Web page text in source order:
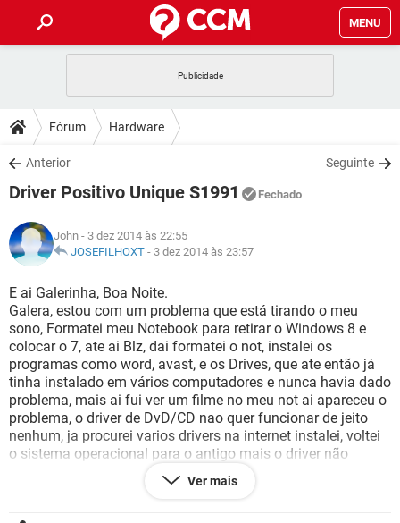
MENU
CELULAR
OUTLOOK
INSTAGRAM GMAIL
GUIA DE COMPRAS
DICAS
JOGOS
INSTAGRAM
GUIA DE COMPRAS
DOWNLOADS
JOGOS WHATSAPP
CELULAR
OUTLOOK EXCEL
INSTAGRAM
GUIA DE COMPRAS
JOGOS
CELULAR
OUTLOOK
INSTAGRAM GMAIL
GUIA DE COMPRAS
GLOSSÁRIO
JOGOS
CELULAR FACEBOOK
OUTLOOK EXCEL
INSTAGRAM GMAIL
GUIA DE COMPRAS
Fórum Hardware
Anterior Seguinte
Driver Positivo Unique S1991 Fechado
John - 3 dez 2014 às 22:55
JOSEFILHOXT - 3 dez 2014 às 23:57
E ai Galerinha, Boa Noite.
Galera, estou com um problema que está tirando o meu
sono, Formatei meu Notebook para retirar o Windows 8 e
colocar o 7, ate ai Blz, dai formatei o not, instalei os
programas como word, avast, e os Drives, que ate então já
tinha instalado em vários computadores e nunca havia dado
problema, mais ai fui ver um filme no meu not ai apareceu o
problema, o driver de DvD/CD nao quer funcionar de jeito
nenhum, ja procurei varios drivers na internet instalei, voltei
o sistema operacional para o antigo mais o driver não
funciona, eu coloco o cd e não aparece nada, quando clico
encima da imagem do DVD/CD ele pede para inserir um
Ver mais